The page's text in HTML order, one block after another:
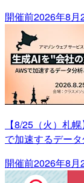
開催前2026年8月
【8/25（火）札
で加速するデー
開催前2026年8月